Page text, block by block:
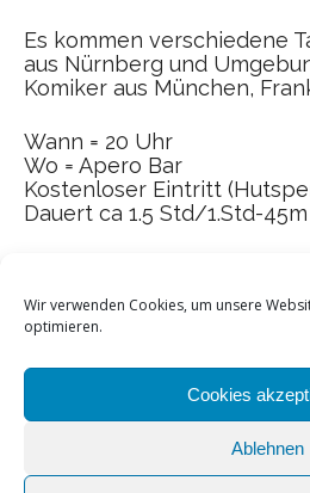
Wir verwenden Cookies, um unsere
optimieren.
Cookies
Ablehnen
Es kommen verschiedene
aus Nürnberg und
Komiker aus München,
Wann = 20 Uhr
Wo = Apero Bar
Kostenloser Eintritt
Dauert ca 1.5 Std/1.Std-45m
Home Kontakt